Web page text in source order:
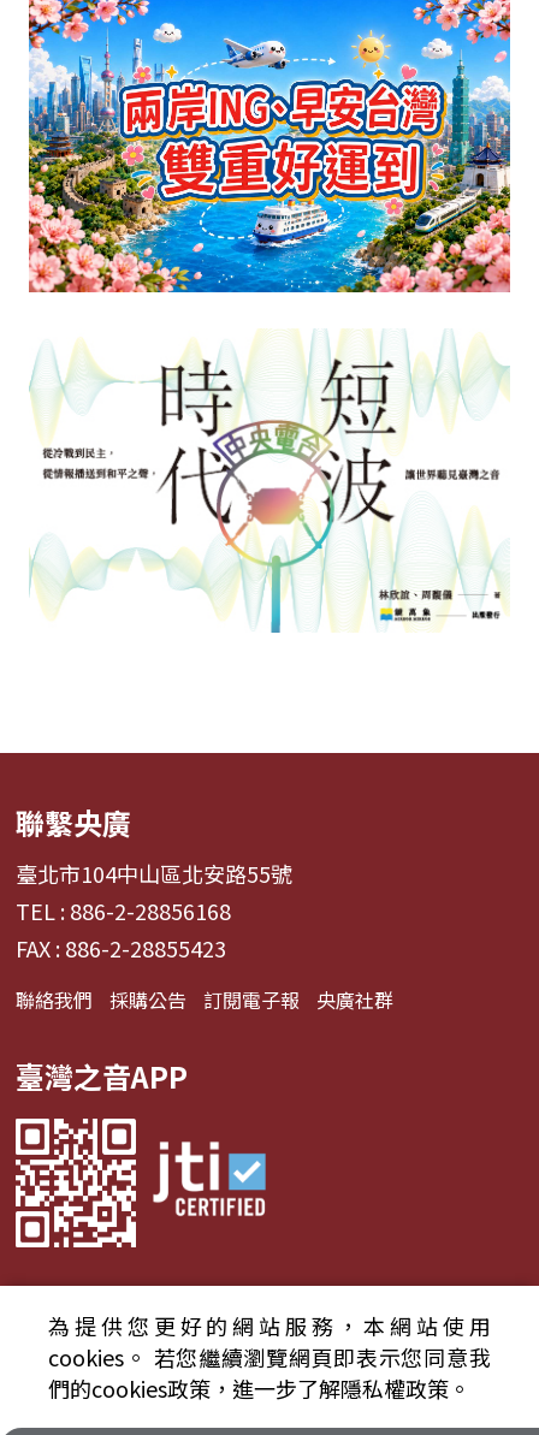
聯繫央廣
臺北市104中山區北安路55號
TEL : 886-2-28856168
FAX : 886-2-28855423
聯絡我們 採購公告 訂閱電子報 央廣社群
臺灣之音APP
© 2024財團法人中央廣播電臺 版權所有
資通安全政策聲明
服務條款 隱私權條款
為提供您更好的網站服務，本網站使用
cookies。 若您繼續瀏覽網頁即表示您同意我
們的cookies政策，進一步了解隱私權政策。